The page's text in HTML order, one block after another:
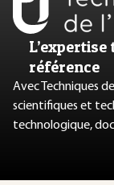
référence
Avec Techniques
scientifiques et
technologique,